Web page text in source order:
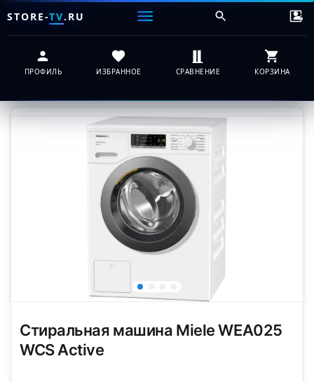
STORE-TV.RU
ПРОФИЛЬ ИЗБРАННОЕ СРАВНЕНИЕ КОРЗИНА
Стиральная машина Miele WEA025
WCS Active